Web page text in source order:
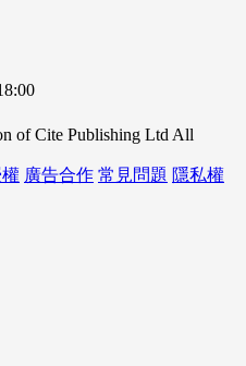
of Cite Publishing Ltd All
廣告合作 常見問題 隱私權